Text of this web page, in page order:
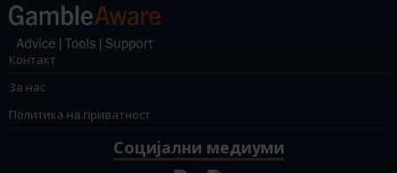
Контакт
За нас
Политика на приватност
Социјални медиуми